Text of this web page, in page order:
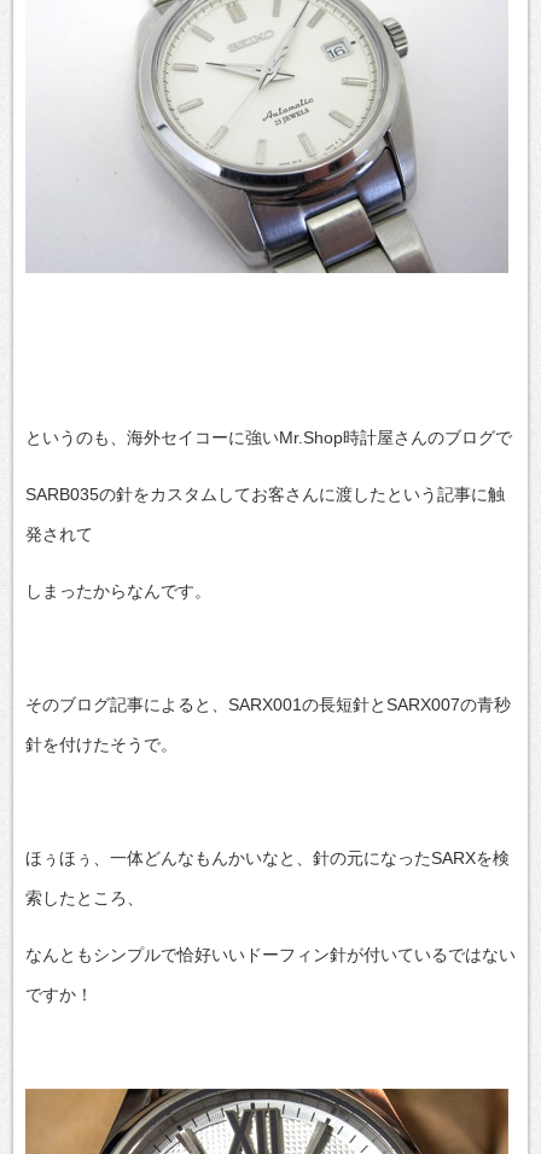
というのも、海外セイコーに強いMr.Shop時計屋さんのブログで
SARB035の針をカスタムしてお客さんに渡したという記事に触
発されて
しまったからなんです。
そのブログ記事によると、SARX001の長短針とSARX007の青秒
針を付けたそうで。
ほぅほぅ、一体どんなもんかいなと、針の元になったSARXを検
索したところ、
なんともシンプルで恰好いいドーフィン針が付いているではない
ですか！